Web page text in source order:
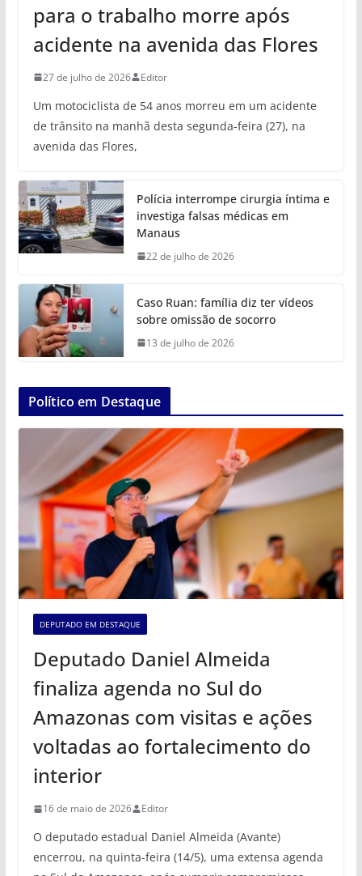
para o trabalho morre após
acidente na avenida das Flores
27 de julho de 2026 Editor
Um motociclista de 54 anos morreu em um acidente
de trânsito na manhã desta segunda-feira (27), na
avenida das Flores,
Polícia interrompe cirurgia íntima e
investiga falsas médicas em
Manaus
22 de julho de 2026
Caso Ruan: família diz ter vídeos
sobre omissão de socorro
13 de julho de 2026
Político em Destaque
DEPUTADO EM DESTAQUE
Deputado Daniel Almeida
finaliza agenda no Sul do
Amazonas com visitas e ações
voltadas ao fortalecimento do
interior
16 de maio de 2026 Editor
O deputado estadual Daniel Almeida (Avante)
encerrou, na quinta-feira (14/5), uma extensa agenda